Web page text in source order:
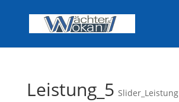
Leistung_5 Slider_Leistung